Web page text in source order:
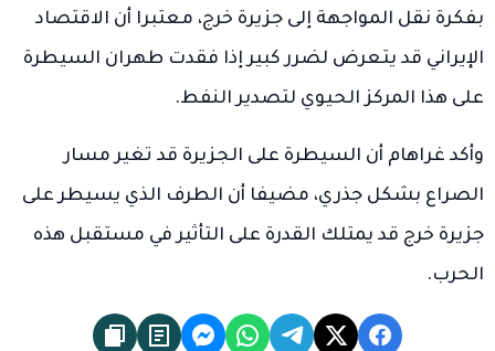
بفكرة نقل المواجهة إلى جزيرة خرج، معتبرا أن الاقتصاد
الإيراني قد يتعرض لضرر كبير إذا فقدت طهران السيطرة
على هذا المركز الحيوي لتصدير النفط.
وأكد غراهام أن السيطرة على الجزيرة قد تغير مسار
الصراع بشكل جذري، مضيفا أن الطرف الذي يسيطر على
جزيرة خرج قد يمتلك القدرة على التأثير في مستقبل هذه
الحرب.